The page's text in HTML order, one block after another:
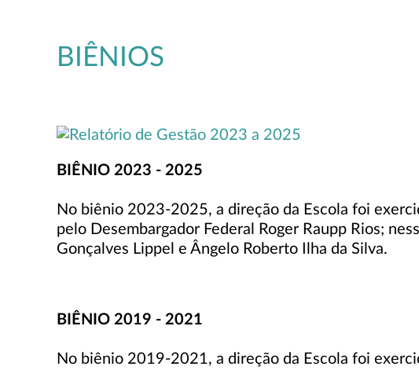
BIÊNIOS
BIÊNIO 2023 - 2025
No biênio 2023-2025, a direção da Escola foi
pelo Desembargador Federal Roger Raupp Rios;
Gonçalves Lippel e Ângelo Roberto Ilha da Silva.​
BIÊNIO 2019 - 2021
No biênio 2019-2021, a direção da Escola foi